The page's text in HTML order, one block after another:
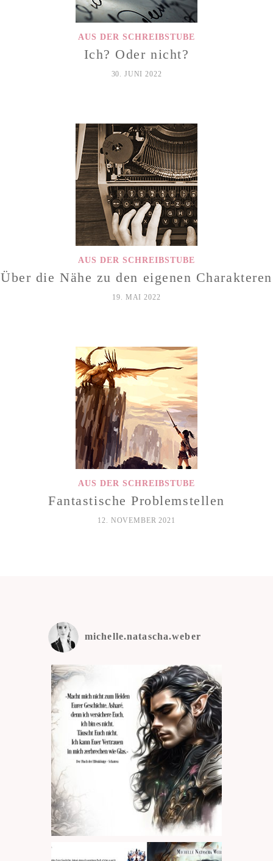
AUS DER SCHREIBSTUBE
Ich? Oder nicht?
30. JUNI 2022
AUS DER SCHREIBSTUBE
Über die Nähe zu den eigenen Charakteren
19. MAI 2022
AUS DER SCHREIBSTUBE
Fantastische Problemstellen
12. NOVEMBER 2021
michelle.natascha.weber